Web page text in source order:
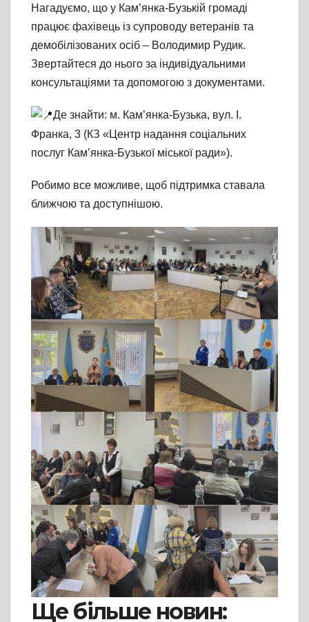
Нагадуємо, що у Кам’янка-Бузькій громаді
працює фахівець із супроводу ветеранів та
демобілізованих осіб – Володимир Рудик.
Звертайтеся до нього за індивідуальними
консультаціями та допомогою з документами.
Де знайти: м. Кам’янка-Бузька, вул. І.
Франка, 3 (КЗ «Центр надання соціальних
послуг Кам’янка-Бузької міської ради»).
Робимо все можливе, щоб підтримка ставала
ближчою та доступнішою.
Ще більше новин: